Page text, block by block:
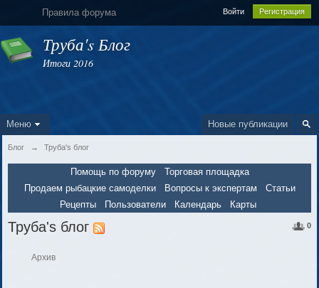
Правила форума Войти Регистрация
Труба's Блог
Итоги 2016
Новые публикации
Меню
Блог → Труба's блог
Помощь по форуму
Торговая площадка
Продаем рыбацкие самоделки
Вопросы к экспертам
Статьи
Рецепты
Пользователи Календарь Карты
0
Труба's блог
Архив